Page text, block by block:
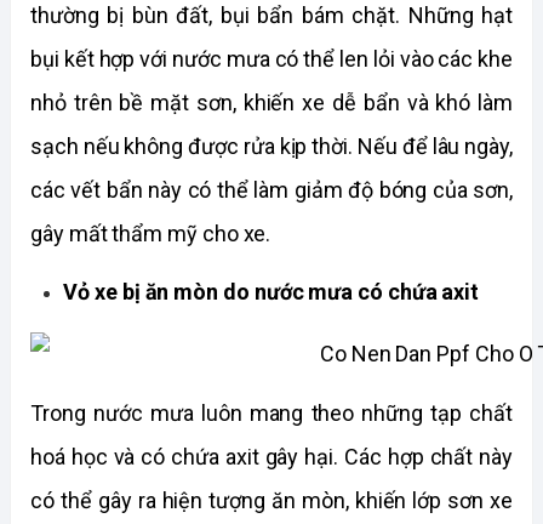
thường bị bùn đất, bụi bẩn bám chặt. Những hạt
bụi kết hợp với nước mưa có thể len lỏi vào các khe
nhỏ trên bề mặt sơn, khiến xe dễ bẩn và khó làm
sạch nếu không được rửa kịp thời. Nếu để lâu ngày,
các vết bẩn này có thể làm giảm độ bóng của sơn,
gây mất thẩm mỹ cho xe.
Vỏ xe bị ăn mòn do nước mưa có chứa axit
Trong nước mưa luôn mang theo những tạp chất
hoá học và có chứa axit gây hại. Các hợp chất này
có thể gây ra hiện tượng ăn mòn, khiến lớp sơn xe